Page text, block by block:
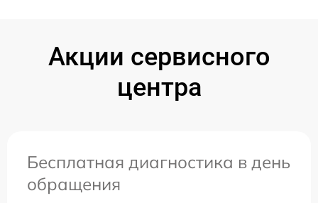
Акции сервисного
центра
Бесплатная диагностика в день
обращения